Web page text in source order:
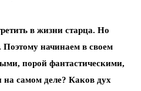
в жизни старца. Но
начинаем в своем
порой фантастическими,
самом деле? Каков дух